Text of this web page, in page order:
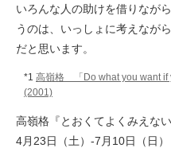
いろんな人の助けを借りなが
うのは、いっしょに考えなが
だと思います。
*1 高嶺格 「Do what you want if
(2001)
高嶺格『とおくてよくみえない
4月23日（土）-7月10日（日）